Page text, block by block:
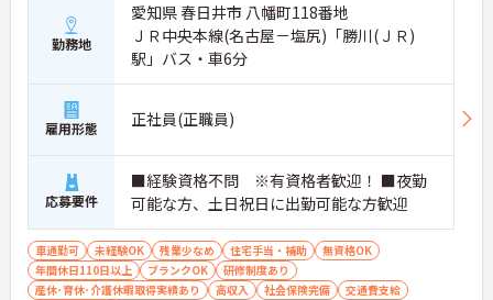
勤務地
愛知県 春日井市 八幡町118番地
ＪＲ中央本線(名古屋－塩尻)「勝川(ＪＲ)
駅」バス・車6分
雇用形態 正社員(正職員)
応募要件
■経験資格不問 ※有資格者歓迎！ ■夜勤
可能な方、土日祝日に出勤可能な方歓迎
車通勤可 未経験OK 残業少なめ 住宅手当・補助
無資格OK
年間休日110日以上
ブランクOK
研修制度あり
産休･育休･介護休暇取得実績あり
高収入 社会保険完備
交通費支給